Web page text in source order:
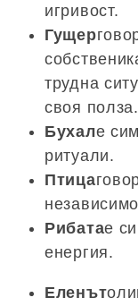
игривост.
Гущер
трудна
своя полза.
Бухале
ритуали.
Птица
Рибатае
енергия.
Еленът